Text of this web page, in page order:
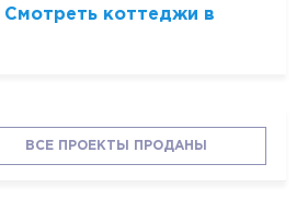
Смотреть коттеджи в
ВСЕ ПРОЕКТЫ ПРОДАНЫ